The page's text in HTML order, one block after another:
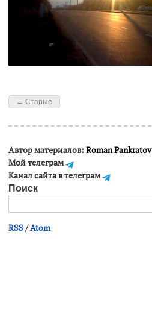
← Старые
Автор материалов: Roman Pankratov
Мой телеграм
Канал сайта в телеграм
Поиск
RSS/Atom